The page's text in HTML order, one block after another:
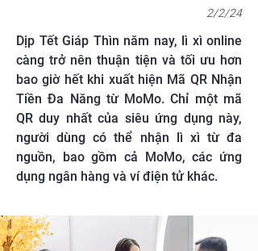
2/2/24
Dịp Tết Giáp Thìn năm nay, lì xì online
càng trở nên thuận tiện và tối ưu hơn
bao giờ hết khi xuất hiện Mã QR Nhận
Tiền Đa Năng từ MoMo. Chỉ một mã
QR duy nhất của siêu ứng dụng này,
người dùng có thể nhận lì xì từ đa
nguồn, bao gồm cả MoMo, các ứng
dụng ngân hàng và ví điện tử khác.